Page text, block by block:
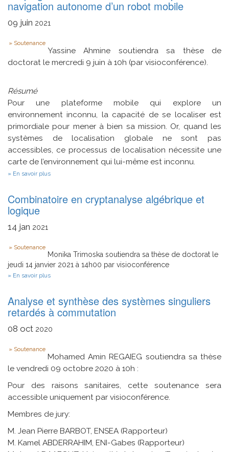
nuages
reconstruction
tridimensionnelle
d’œuvres
navigation autonome d’un robot mobile
09 juin 2021
Type
Soutenance
Yassine Ahmine soutiendra sa thèse de
doctorat le mercredi 9 juin à 10h (par visioconférence).
Résumé
Pour une plateforme mobile qui explore un
environnement inconnu, la capacité de se localiser est
primordiale pour mener à bien sa mission. Or, quand les
systèmes de localisation globale ne sont pas
accessibles, ce processus de localisation nécessite une
carte de l’environnement qui lui-même est inconnu.
En savoir plus
cartographie
basées
et
Vision
d’un
robot
Combinatoire en cryptanalyse algébrique et
logique
14 jan 2021
Type
Soutenance
Monika Trimoska soutiendra sa thèse de doctorat le
jeudi 14 janvier 2021 à 14h00 par visioconférence
En savoir plus
cryptanalyse
algébrique
et
Analyse et synthèse des systèmes singuliers
retardés à commutation
08 oct 2020
Type
Soutenance
Mohamed Amin REGAIEG soutiendra sa thèse
le vendredi 09 octobre 2020 à 10h :
Pour des raisons sanitaires, cette soutenance sera
accessible uniquement par visioconférence.
Membres de jury:
M. Jean Pierre BARBOT, ENSEA (Rapporteur)
M. Kamel ABDERRAHIM, ENI-Gabes (Rapporteur)